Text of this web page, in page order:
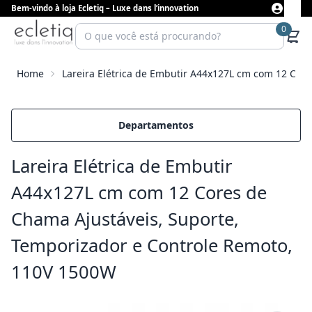
Bem-vindo à loja Ecletiq – Luxe dans l’innovation
0
Home Lareira Elétrica de Embutir A44x127L cm com 12
Departamentos
Lareira Elétrica de Embutir
A44x127L cm com 12 Cores de
Chama Ajustáveis, Suporte,
Temporizador e Controle Remoto,
110V 1500W